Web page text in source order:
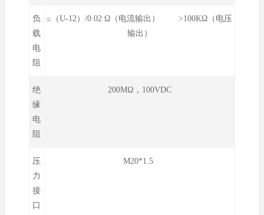
负
载
电
阻
≤（U-12）/0.02 Ω（电流输出） >100KΩ（电压
输出）
绝
缘
电
阻
200MΩ，100VDC
压
力
接
口
M20*1.5